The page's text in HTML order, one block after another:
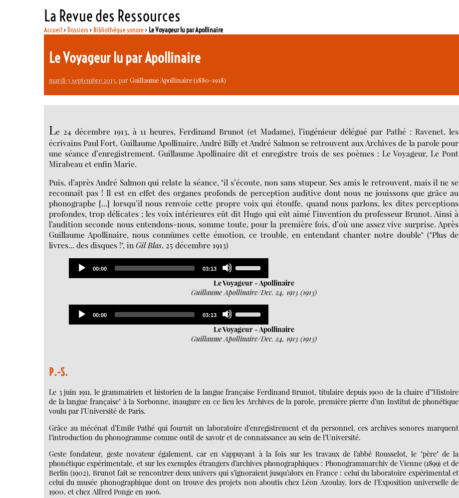
La Revue des Ressources
Accueil> Dossiers> Bibliothèque sonore> Le Voyageur lu par Apollinaire
Le Voyageur lu par Apollinaire
mardi 3 septembre 2013, parGuillaume Apollinaire (1880-1918)
Le 24 décembre 1913, à 11 heures, Ferdinand Brunot (et Madame), l’ingénieur délégué par Pathé : Ravenet, les
écrivains Paul Fort, Guillaume Apollinaire, André Billy et André Salmon se retrouvent aux Archives de la parole pour
une séance d’enregistrement. Guillaume Apollinaire dit et enregistre trois de ses poèmes : Le Voyageur, Le Pont
Mirabeau et enfin Marie.
Puis, d’après André Salmon qui relate la séance, "il s’écoute, non sans stupeur. Ses amis le retrouvent, mais il ne se
reconnaît pas ! Il est en effet des organes profonds de perception auditive dont nous ne jouissons que grâce au
phonographe [...] lorsqu’il nous renvoie cette propre voix qui étouffe, quand nous parlons, les dites perceptions
profondes, trop délicates ; les voix intérieures eût dit Hugo qui eût aimé l’invention du professeur Brunot. Ainsi à
l’audition seconde nous entendons-nous, somme toute, pour la première fois, d’où une assez vive surprise. Après
Guillaume Apollinaire, nous connûmes cette émotion, ce trouble, en entendant chanter notre double" ("Plus de
livres... des disques !", inGil Blas, 25 décembre 1913)
Player
Current
00:00
Total
03:13
Up/Down
Arrow
keys
to
increase
or
decrease
volume.
Le Voyageur - Apollinaire
Guillaume Apollinaire/Dec. 24, 1913 (1913)
Audio
Player
Current
00:00
Total
03:13
Up/Down
Arrow
keys
to
Le Voyageur - Apollinaire
Guillaume Apollinaire/Dec. 24, 1913 (1913)
P.-S.
Le 3 juin 1911, le grammairien et historien de la langue française Ferdinand Brunot, titulaire depuis 1900 de la chaire d’"Histoire
de la langue française" à la Sorbonne, inaugure en ce lieu les Archives de la parole, première pierre d’un Institut de phonétique
voulu par l’Université de Paris.
Grâce au mécénat d’Emile Pathé qui fournit un laboratoire d’enregistrement et du personnel, ces archives sonores marquent
l’introduction du phonogramme comme outil de savoir et de connaissance au sein de l’Université.
Geste fondateur, geste novateur également, car en s’appuyant à la fois sur les travaux de l’abbé Rousselot, le "père" de la
phonétique expérimentale, et sur les exemples étrangers d’archives phonographiques : Phonogrammarchiv de Vienne (1899) et de
Berlin (1902), Brunot fait se rencontrer deux univers qui s’ignoraient jusqu’alors en France : celui du laboratoire expérimental et
celui du musée phonographique dont on trouve des projets non aboutis chez Léon Azoulay, lors de l’Exposition universelle de
1900, et chez Alfred Ponge en 1906.